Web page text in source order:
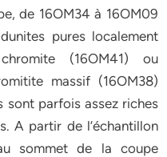
de 16OM34 à 16OM09
pures localement
(16OM41) ou
massif (16OM38)
sont parfois assez riches
A partir de l’échantillon
sommet de la coupe